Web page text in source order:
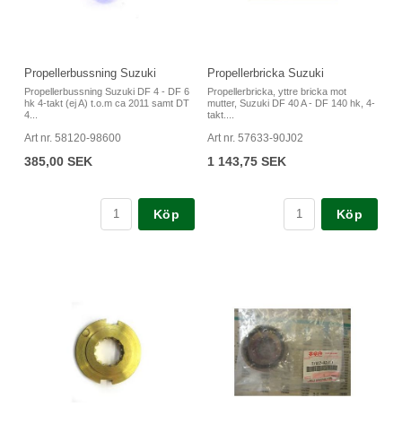
Propellerbussning Suzuki
Propellerbussning Suzuki DF 4 - DF 6
hk 4-takt (ej A) t.o.m ca 2011 samt DT
4...
Art nr. 58120-98600
385,00 SEK
Köp
Propellerbricka Suzuki
Propellerbricka, yttre bricka mot
mutter, Suzuki DF 40 A - DF 140 hk, 4-
takt....
Art nr. 57633-90J02
1 143,75 SEK
Köp